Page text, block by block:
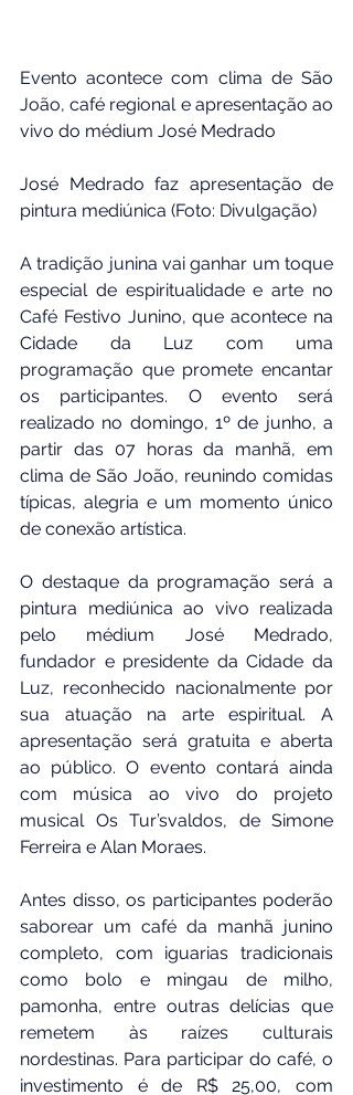
Evento acontece com clima de São
João, café regional e apresentação ao
vivo do médium José Medrado
José Medrado faz apresentação de
pintura mediúnica (Foto: Divulgação)
A tradição junina vai ganhar um toque
especial de espiritualidade e arte no
Café Festivo Junino, que acontece na
Cidade da Luz com uma
programação que promete encantar
os participantes. O evento será
realizado no domingo, 1º de junho, a
partir das 07 horas da manhã, em
clima de São João, reunindo comidas
típicas, alegria e um momento único
de conexão artística.
O destaque da programação será a
pintura mediúnica ao vivo realizada
pelo médium José Medrado,
fundador e presidente da Cidade da
Luz, reconhecido nacionalmente por
sua atuação na arte espiritual. A
apresentação será gratuita e aberta
ao público. O evento contará ainda
com música ao vivo do projeto
musical Os Tur’svaldos, de Simone
Ferreira e Alan Moraes.
Antes disso, os participantes poderão
saborear um café da manhã junino
completo, com iguarias tradicionais
como bolo e mingau de milho,
pamonha, entre outras delícias que
remetem às raízes culturais
nordestinas. Para participar do café, o
investimento é de R$ 25,00, com